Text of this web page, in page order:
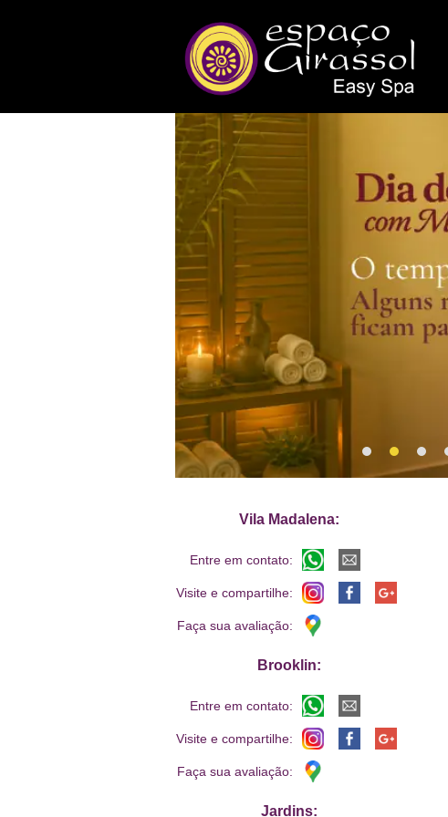
Vila Madalena:
Entre em contato:
Visite e compartilhe:
Faça sua avaliação:
Brooklin:
Entre em contato:
Visite e compartilhe:
Faça sua avaliação:
Jardins: